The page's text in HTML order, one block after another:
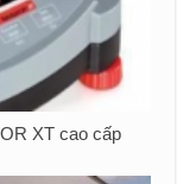
XT cao cấp